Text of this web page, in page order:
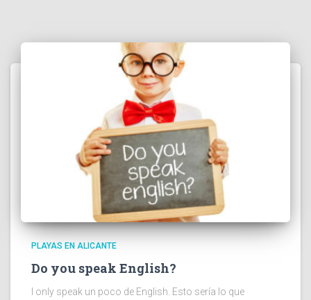
PLAYAS EN ALICANTE
Do you speak English?
I only speak un poco de English. Esto sería lo que